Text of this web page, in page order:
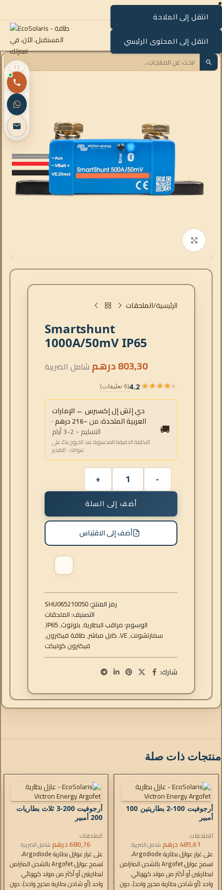
انتقل إلى الملاحة
انتقل إلى المحتوى الرئيسي
انقر للتكبير
الرئيسية الملحقات
Smartshunt
1000A/50mV IP65
803,30درهم شامل الضريبة
★★★★★
★★★★★
4.2(6 تعليقات)
🚚
دي إتش إل إكسبرس ← الإمارات
العربية المتحدة:من~216 درهم
·
التسليم ~ 2-3 أيام
التكلفة الدقيقة المحسوبة عند الخروج بناءً على
عنوانك · التقدير
أضف إلى السلة
أضف إلى الاقتباس
رمز المنتج: SHU065210050
التصنيف:الملحقات
الوسوم:مراقب البطارية,بلوتوث,
IP65
,
سمارتشونت,VE. كابل مباشر ,طاقة فيكترون,
فيكترون كونيكت
شارك:
منتجات ذات صلة
أرجوفيت 100-2 بطاريتين 100
أمبير
الملحقات
485,61درهمشامل الضريبة
على غرار عوازل بطارية Argodiode،
تسمح عوازل Argofet بالشحن المتزامن
لبطاريتين أو أكثر من مولد كهربائي
واحد (أو شاحن بطارية مخرج واحد)، دون
أرجوفيت 200-3 ثلاث بطاريات
200 أمبير
الملحقات
680,76درهم شامل الضريبة
على غرار عوازل بطارية Argodiode،
تسمح عوازل Argofet بالشحن المتزامن
لبطاريتين أو أكثر من مولد كهربائي
واحد (أو شاحن بطارية مخرج واحد)، دون